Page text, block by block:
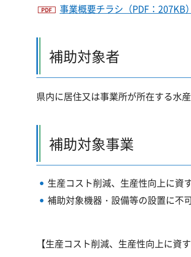
事業概要チラシ（PDF：207KB）
補助対象者
県内に居住又は事業所が所在する水
補助対象事業
生産コスト削減、生産性向上に資
補助対象機器・設備等の設置に不
【生産コスト削減、生産性向上に資